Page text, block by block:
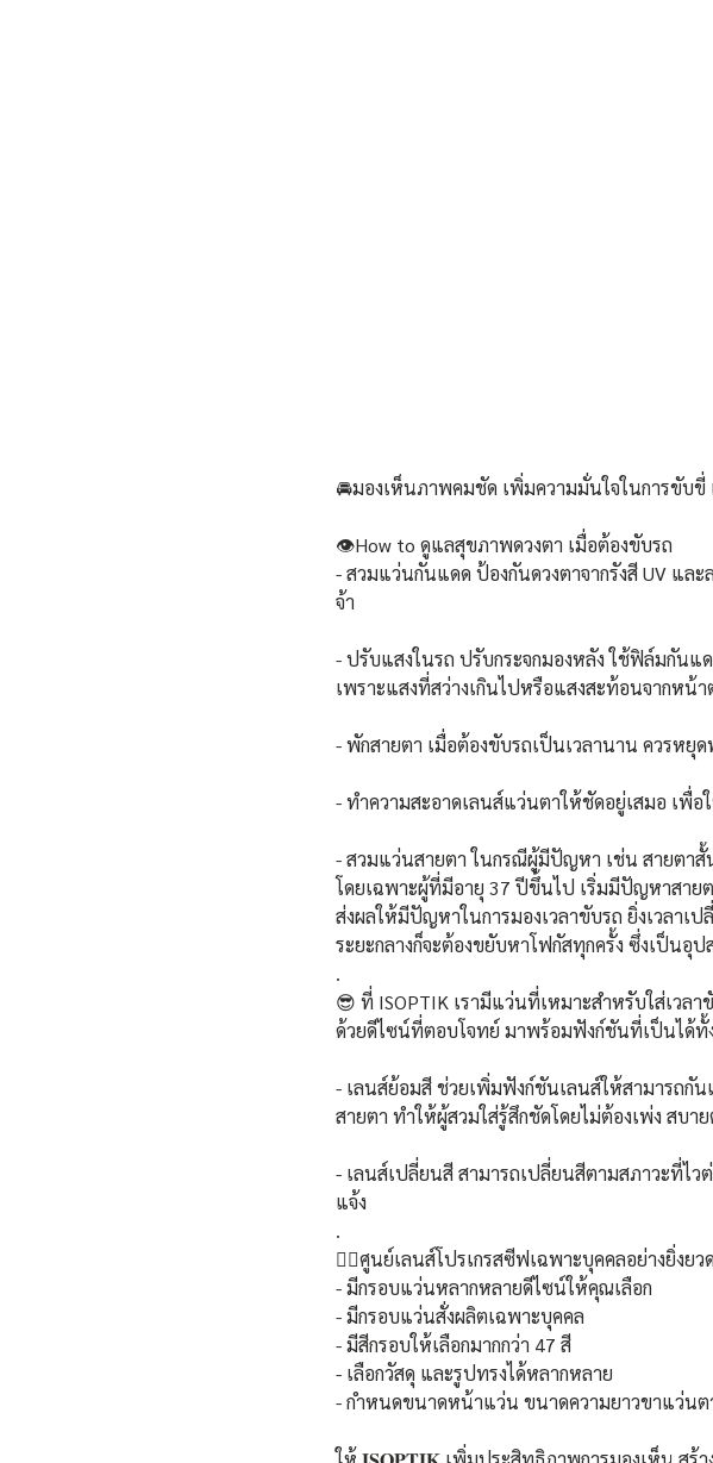
🚘มองเห็นภาพคมชัด เพิ่มความมั่นใจในการขับขี่
👁️How to ดูแลสุขภาพดวงตา เมื่อต้องขับรถ
- สวมแว่นกันแดด ป้องกันดวงตาจากรังสี UV แ
จ้า
- ปรับแสงในรถ ปรับกระจกมองหลัง ใช้ฟิล์มกันแ
เพราะแสงที่สว่างเกินไปหรือแสงสะท้อนจากหน้
- พักสายตา เมื่อต้องขับรถเป็นเวลานาน ควรหยุ
- ทำความสะอาดเลนส์แว่นตาให้ชัดอยู่เสมอ เพื่
- สวมแว่นสายตา ในกรณีผู้มีปัญหา เช่น สายตาสั้
โดยเฉพาะผู้ที่มีอายุ 37 ปีขึ้นไป เริ่มมีปัญหาสาย
ส่งผลให้มีปัญหาในการมองเวลาขับรถ ยิ่งเวลาเป
ระยะกลางก็จะต้องขยับหาโฟกัสทุกครั้ง ซึ่งเป็นอุป
.
😎 ที่ ISOPTIK เรามีแว่นที่เหมาะสำหรับใส่เวลา
ด้วยดีไซน์ที่ตอบโจทย์ มาพร้อมฟังก์ชันที่เป็นได้
- เลนส์ย้อมสี ช่วยเพิ่มฟังก์ชันเลนส์ให้สามารถกั
สายตา ทำให้ผู้สวมใส่รู้สึกชัดโดยไม่ต้องเพ่ง สบา
- เลนส์เปลี่ยนสี สามารถเปลี่ยนสีตามสภาวะที่ไ
แจ้ง
.
💁‍♀️ศูนย์เลนส์โปรเกรสซีฟเฉพาะบุคคลอย่างยิ่งย
- มีกรอบแว่นหลากหลายดีไซน์ให้คุณเลือก
- มีกรอบแว่นสั่งผลิตเฉพาะบุคคล
- มีสีกรอบให้เลือกมากกว่า 47 สี
- เลือกวัสดุ และรูปทรงได้หลากหลาย
- กำหนดขนาดหน้าแว่น ขนาดความยาวขาแว่น